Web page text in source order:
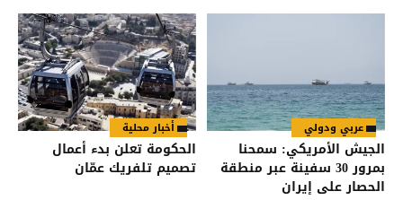
عربي ودولي
الجيش الأمريكي: سمحنا
بمرور 30 سفينة عبر منطقة
الحصار على إيران
أخبار محلية
الحكومة تعلن بدء أعمال
تصميم تلفريك عمّان